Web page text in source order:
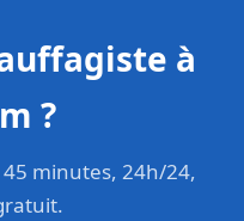
à
?
minutes, 24h/24,